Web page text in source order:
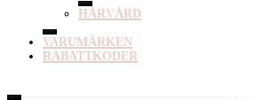
HÅRVÅRD
VARUMÄRKEN
RABATTKODER